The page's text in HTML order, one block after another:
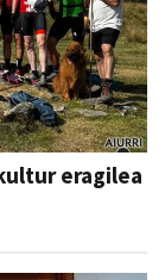
eragilea